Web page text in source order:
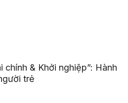
chính & Khởi nghiệp”: Hành
trẻ